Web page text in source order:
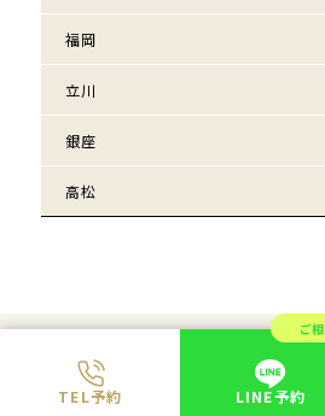
TEL予約
ご
LINE予約
福岡
立川
銀座
高松
共立美容外科では
医師が必